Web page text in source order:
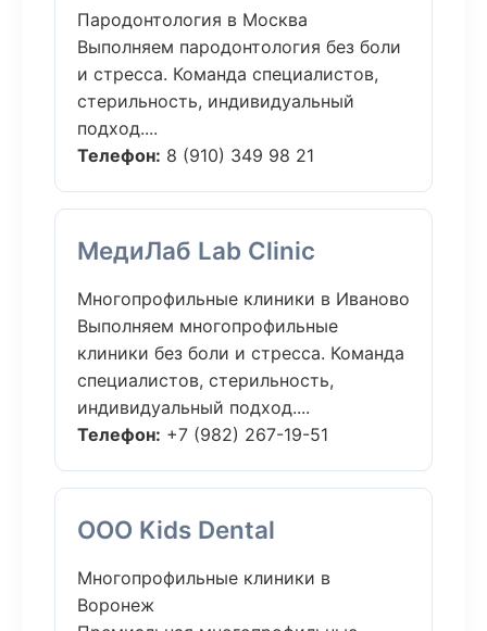
Пародонтология в Москва
Выполняем пародонтология без боли
и стресса. Команда специалистов,
стерильность, индивидуальный
подход....
Телефон: 8 (910) 349 98 21
МедиЛаб Lab Clinic
Многопрофильные клиники в Иваново
Выполняем многопрофильные
клиники без боли и стресса. Команда
специалистов, стерильность,
индивидуальный подход....
Телефон: +7 (982) 267-19-51
ООО Kids Dental
Многопрофильные клиники в
Воронеж